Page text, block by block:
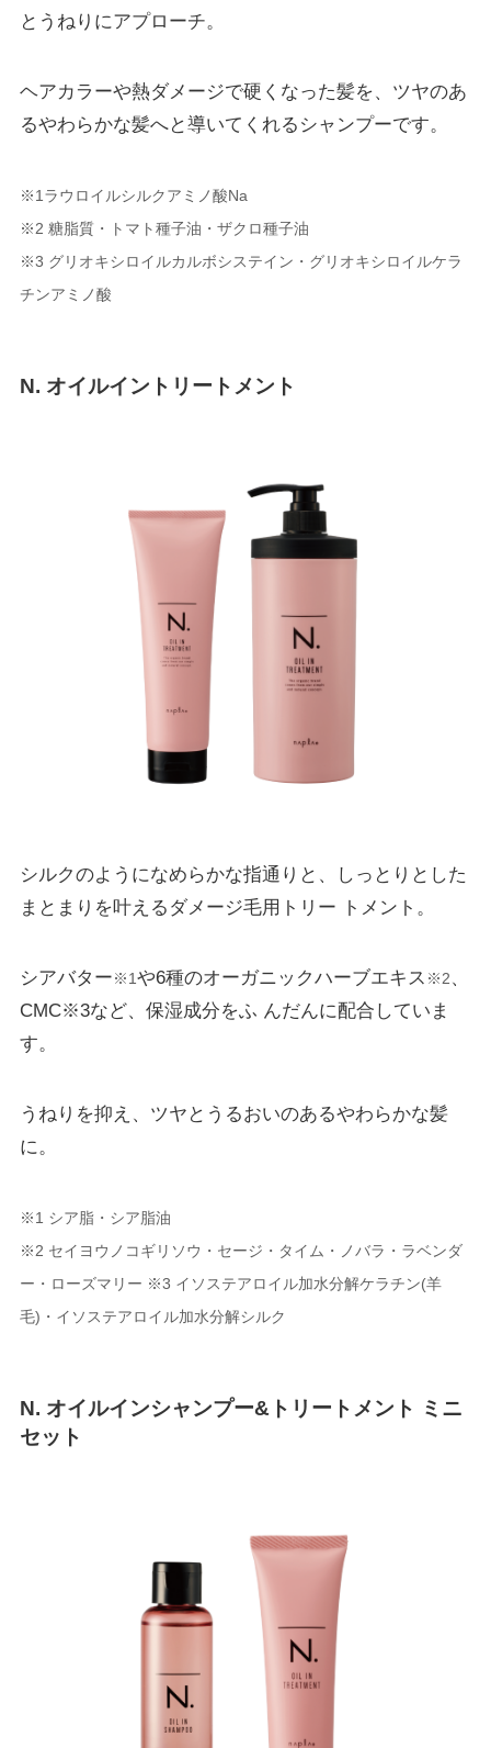
とうねりにアプローチ。
ヘアカラーや熱ダメージで硬くなった髪を、ツヤのあ
るやわらかな髪へと導いてくれるシャンプーです。
※1ラウロイルシルクアミノ酸Na
※2 糖脂質・トマト種子油・ザクロ種子油
※3 グリオキシロイルカルボシステイン・グリオキシロイルケラ
チンアミノ酸
N. オイルイントリートメント
シルクのようになめらかな指通りと、しっとりとした
まとまりを叶えるダメージ毛用トリー トメント。
シアバター ※1 や6種のオーガニックハーブエキス ※2 、
CMC※3など、保湿成分をふ んだんに配合していま
す。
うねりを抑え、ツヤとうるおいのあるやわらかな髪
に。
※1 シア脂・シア脂油
※2 セイヨウノコギリソウ・セージ・タイム・ノバラ・ラベンダ
ー・ローズマリー ※3 イソステアロイル加水分解ケラチン(羊
毛)・イソステアロイル加水分解シルク
N. オイルインシャンプー&トリートメント ミニ
セット